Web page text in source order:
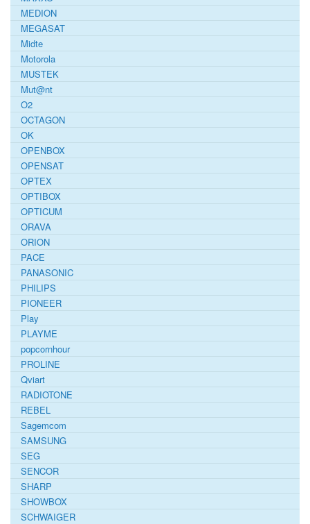
MEDION
MEGASAT
Midte
Motorola
MUSTEK
Mut@nt
O2
OCTAGON
OK
OPENBOX
OPENSAT
OPTEX
OPTIBOX
OPTICUM
ORAVA
ORION
PACE
PANASONIC
PHILIPS
PIONEER
Play
PLAYME
popcornhour
PROLINE
Qviart
RADIOTONE
REBEL
Sagemcom
SAMSUNG
SEG
SENCOR
SHARP
SHOWBOX
SCHWAIGER